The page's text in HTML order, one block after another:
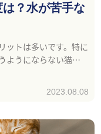
？水が苦手な
ットは多いです。特に
ようにならない猫は
2023.08.08